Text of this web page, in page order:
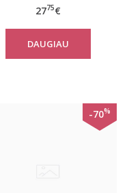
2775€
DAUGIAU
-70%